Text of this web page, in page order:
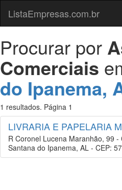
ListaEmpresas.com.br
Procurar por
Comerciais
do Ipanema,
1 resultados. Página 1
LIVRARIA E PAPELARIA
R Coronel Lucena Maranhão, 99 -
Santana do Ipanema, AL - CEP: